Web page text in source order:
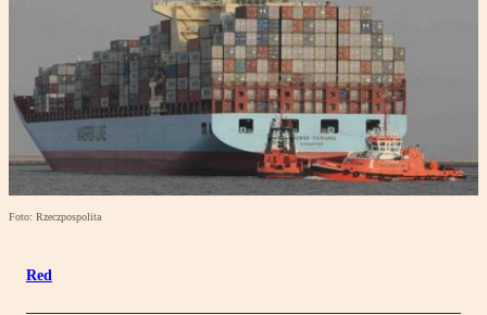
Foto: Rzeczpospolita
Red